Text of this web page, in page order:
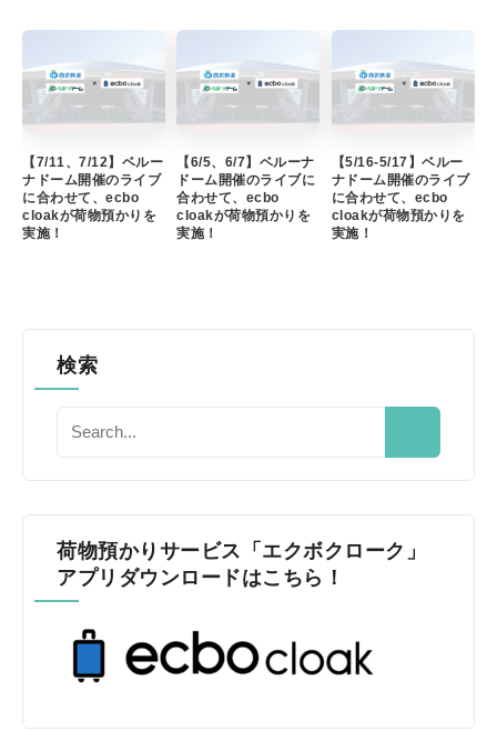
【7/11、7/12】ベルー
ナドーム開催のライブ
に合わせて、ecbo
cloakが荷物預かりを
実施！
【6/5、6/7】ベルーナ
ドーム開催のライブに
合わせて、ecbo
cloakが荷物預かりを
実施！
【5/16-5/17】ベルー
ナドーム開催のライブ
に合わせて、ecbo
cloakが荷物預かりを
実施！
検索
荷物預かりサービス「エクボクローク」
アプリダウンロードはこちら！